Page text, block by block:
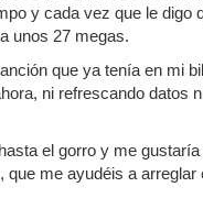
y cada vez que le digo
unos 27 megas.
que ya tenía en mi
ni refrescando datos
el gorro y me
me ayudéis a arreglar